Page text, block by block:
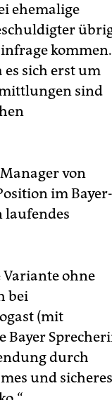
ehemalige
kommen.
sich erst um
sind
von
im Bayer-
laufendes
ohne
bei
(mit
Bayer
durch
und sicheres